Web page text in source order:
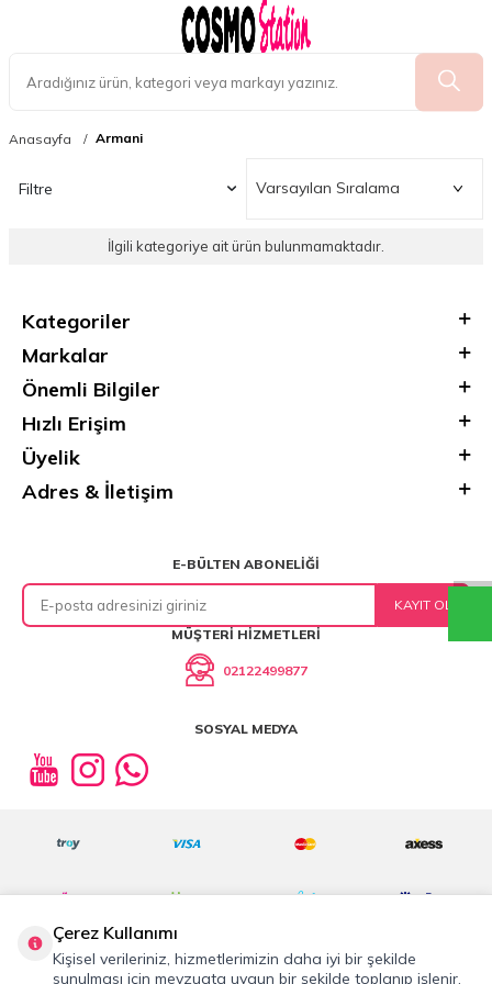
Anasayfa Armani
Filtre
İlgili kategoriye ait ürün bulunmamaktadır.
Kategoriler
Markalar
Önemli Bilgiler
Hızlı Erişim
Üyelik
Adres & İletişim
E-BÜLTEN ABONELIĞI
KAYIT OL
MÜŞTERI HIZMETLERI
02122499877
SOSYAL MEDYA
Çerez Kullanımı
Kişisel verileriniz, hizmetlerimizin daha iyi bir şekilde
sunulması için mevzuata uygun bir şekilde toplanıp işlenir.